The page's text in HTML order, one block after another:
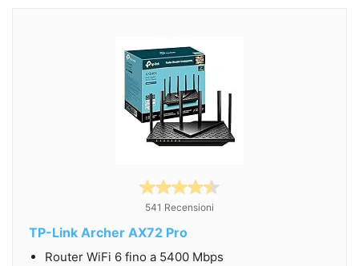
541 Recensioni
TP-Link Archer AX72 Pro
Router WiFi 6 fino a 5400 Mbps